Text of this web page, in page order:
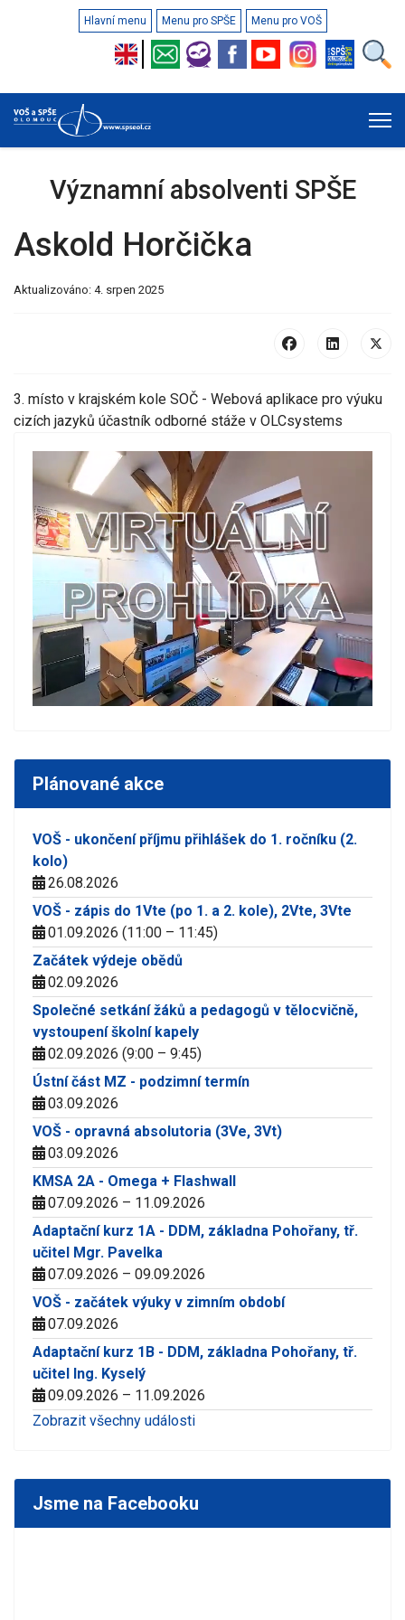
Hlavní menu Menu pro SPŠE Menu pro VOŠ
Významní absolventi SPŠE
Askold Horčička
Aktualizováno: 4. srpen 2025
3. místo v krajském kole SOČ - Webová aplikace pro výuku
cizích jazyků účastník odborné stáže v OLCsystems
Plánované akce
VOŠ - ukončení příjmu přihlášek do 1. ročníku (2.
kolo)
26.08.2026
VOŠ - zápis do 1Vte (po 1. a 2. kole), 2Vte, 3Vte
01.09.2026 (11:00 – 11:45)
Začátek výdeje obědů
02.09.2026
Společné setkání žáků a pedagogů v tělocvičně,
vystoupení školní kapely
02.09.2026 (9:00 – 9:45)
Ústní část MZ - podzimní termín
03.09.2026
VOŠ - opravná absolutoria (3Ve, 3Vt)
03.09.2026
KMSA 2A - Omega + Flashwall
07.09.2026 – 11.09.2026
Adaptační kurz 1A - DDM, základna Pohořany, tř.
učitel Mgr. Pavelka
07.09.2026 – 09.09.2026
VOŠ - začátek výuky v zimním období
07.09.2026
Adaptační kurz 1B - DDM, základna Pohořany, tř.
učitel Ing. Kyselý
09.09.2026 – 11.09.2026
Zobrazit všechny události
Jsme na Facebooku